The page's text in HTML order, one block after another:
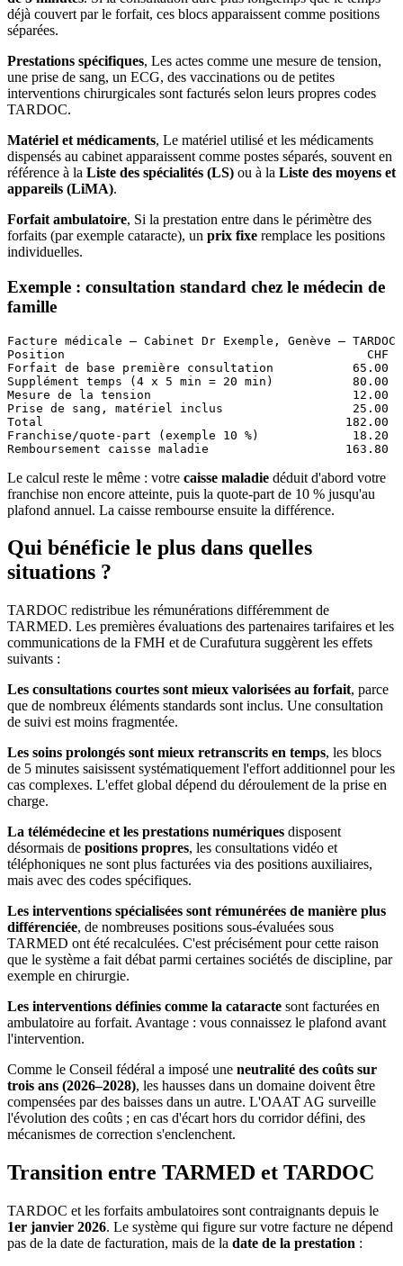
déjà couvert par le forfait, ces blocs apparaissent comme positions
séparées.
Prestations spécifiques, Les actes comme une mesure de tension,
une prise de sang, un ECG, des vaccinations ou de petites
interventions chirurgicales sont facturés selon leurs propres codes
TARDOC.
Matériel et médicaments, Le matériel utilisé et les médicaments
dispensés au cabinet apparaissent comme postes séparés, souvent en
référence à la Liste des spécialités (LS) ou à la Liste des moyens et
appareils (LiMA).
Forfait ambulatoire, Si la prestation entre dans le périmètre des
forfaits (par exemple cataracte), un prix fixe remplace les positions
individuelles.
Exemple : consultation standard chez le médecin de
famille
Facture médicale — Cabinet Dr Exemple, Genève —
Position                                          CHF
Forfait de base première consultation           65.00
Supplément temps (4 x 5 min = 20 min)           80.00
Mesure de la tension                            12.00
Prise de sang, matériel inclus                  25.00
Total                                          182.00
Franchise/quote-part (exemple 10 %)             18.20
Le calcul reste le même : votre caisse maladie déduit d'abord votre
franchise non encore atteinte, puis la quote-part de 10 % jusqu'au
plafond annuel. La caisse rembourse ensuite la différence.
Qui bénéficie le plus dans quelles
situations ?
TARDOC redistribue les rémunérations différemment de
TARMED. Les premières évaluations des partenaires tarifaires et les
communications de la FMH et de Curafutura suggèrent les effets
suivants :
Les consultations courtes sont mieux valorisées au forfait, parce
que de nombreux éléments standards sont inclus. Une consultation
de suivi est moins fragmentée.
Les soins prolongés sont mieux retranscrits en temps, les blocs
de 5 minutes saisissent systématiquement l'effort additionnel pour les
cas complexes. L'effet global dépend du déroulement de la prise en
charge.
La télémédecine et les prestations numériques disposent
désormais de positions propres, les consultations vidéo et
téléphoniques ne sont plus facturées via des positions auxiliaires,
mais avec des codes spécifiques.
Les interventions spécialisées sont rémunérées de manière plus
différenciée, de nombreuses positions sous-évaluées sous
TARMED ont été recalculées. C'est précisément pour cette raison
que le système a fait débat parmi certaines sociétés de discipline, par
exemple en chirurgie.
Les interventions définies comme la cataracte sont facturées en
ambulatoire au forfait. Avantage : vous connaissez le plafond avant
l'intervention.
Comme le Conseil fédéral a imposé une neutralité des coûts sur
trois ans (2026–2028), les hausses dans un domaine doivent être
compensées par des baisses dans un autre. L'OAAT AG surveille
l'évolution des coûts ; en cas d'écart hors du corridor défini, des
mécanismes de correction s'enclenchent.
Transition entre TARMED et TARDOC
TARDOC et les forfaits ambulatoires sont contraignants depuis le
1er janvier 2026. Le système qui figure sur votre facture ne dépend
pas de la date de facturation, mais de la date de la prestation :